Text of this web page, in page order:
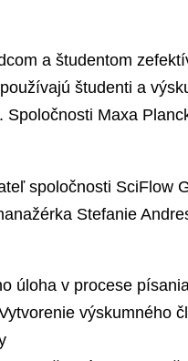
a študentom
študenti a
Spoločnosti Maxa
spoločnosti SciFlow
Stefanie
úloha v procese
výskumného